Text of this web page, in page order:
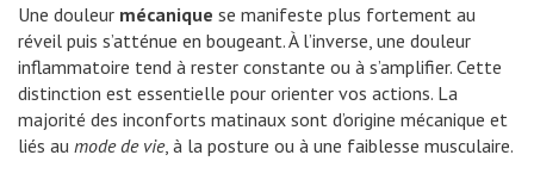
Une douleur mécanique se manifeste plus fortement au
réveil puis s’atténue en bougeant. À l’inverse, une douleur
inflammatoire tend à rester constante ou à s’amplifier. Cette
distinction est essentielle pour orienter vos actions. La
majorité des inconforts matinaux sont d’origine mécanique et
liés au mode de vie, à la posture ou à une faiblesse musculaire.